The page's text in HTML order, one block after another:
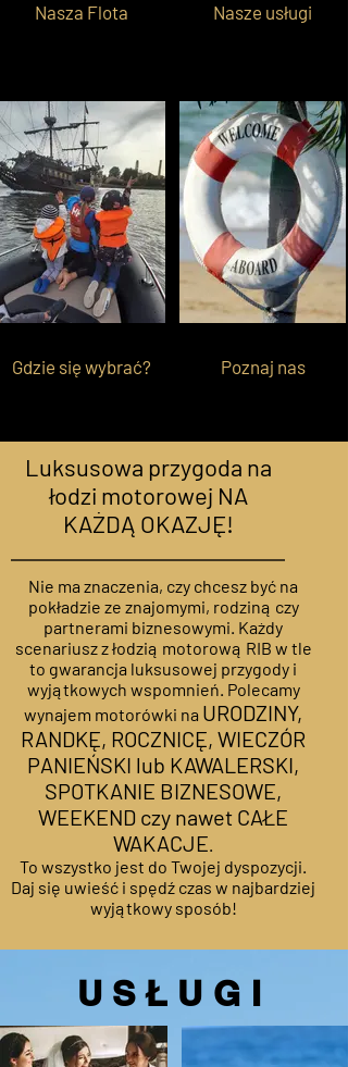
Nasza Flota Nasze usługi
Gdzie się wybrać? Poznaj nas
Luksusowa przygoda na
łodzi motorowej NA
KAŻDĄ OKAZJĘ!
Nie ma znaczenia, czy chcesz być na
pokładzie ze znajomymi, rodziną czy
partnerami biznesowymi. Każdy
scenariusz z łodzią motorową RIB w tle
to gwarancja luksusowej przygody i
wyjątkowych wspomnień. Polecamy
wynajem motorówki na URODZINY,
RANDKĘ, ROCZNICĘ, WIECZÓR
PANIEŃSKI lub KAWALERSKI,
SPOTKANIE BIZNESOWE,
WEEKEND czy nawet CAŁE
WAKACJE.
To wszystko jest do Twojej dyspozycji.
Daj się uwieść i spędź czas w najbardziej
wyjątkowy sposób!
USŁUGI